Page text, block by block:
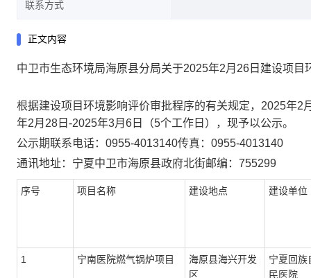
联系方式
正文内容
中卫市生态环境局海原县分局关于2025年2月26日建设项目
根据建设项目环境影响评价审批程序的有关规定， 2025年2
年2月 28 日-2025年3月 6 日（5个工作日），现予以公示。
公示期联系电话： 0955-4013140传真： 0955-4013140
通讯地址：宁夏中卫市海原县政府北街邮编： 755299
序号 项目名称 建设地点 建设单位
1 宁南医院燃气锅炉项目
海原县海兴开发
区
宁夏回族
民医院